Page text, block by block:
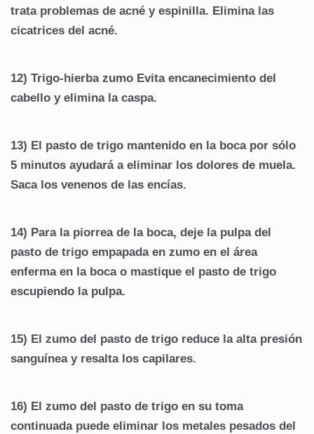
trata problemas de acné y espinilla. Elimina las
cicatrices del acné.
12) Trigo-hierba zumo Evita encanecimiento del
cabello y elimina la caspa.
13) El pasto de trigo mantenido en la boca por sólo
5 minutos ayudará a eliminar los dolores de muela.
Saca los venenos de las encías.
14) Para la piorrea de la boca, deje la pulpa del
pasto de trigo empapada en zumo en el área
enferma en la boca o mastique el pasto de trigo
escupiendo la pulpa.
15) El zumo del pasto de trigo reduce la alta presión
sanguínea y resalta los capilares.
16) El zumo del pasto de trigo en su toma
continuada puede eliminar los metales pesados del